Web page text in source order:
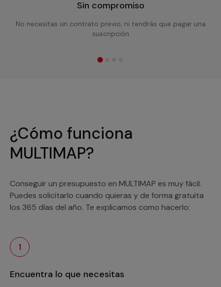
Sin compromiso
No necesitas un contrato previo, ni tendrás que pagar una
suscripción
¿Cómo funciona
MULTIMAP?
Conseguir un presupuesto en MULTIMAP es muy fácil.
Puedes solicitarlo cuando quieras y de forma gratuita
los 365 días del año. Te explicamos como hacerlo:
1
Encuentra lo que necesitas